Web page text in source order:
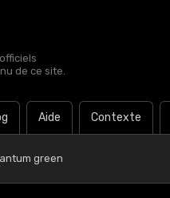
de ce site.
Aide Contexte
green